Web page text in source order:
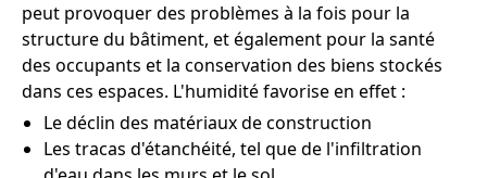
peut provoquer des problèmes à la fois pour la
structure du bâtiment, et également pour la santé
des occupants et la conservation des biens stockés
dans ces espaces. L'humidité favorise en effet :
Le déclin des matériaux de construction
Les tracas d'étanchéité, tel que de l'infiltration